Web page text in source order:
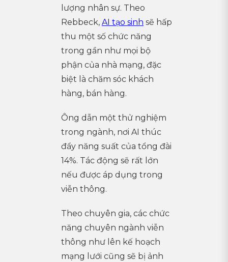
lượng nhân sự. Theo
Rebbeck, AI tạo sinh sẽ hấp
thu một số chức năng
trong gần như mọi bộ
phận của nhà mạng, đặc
biệt là chăm sóc khách
hàng, bán hàng.
Ông dẫn một thử nghiệm
trong ngành, nơi AI thúc
đẩy năng suất của tổng đài
14%. Tác động sẽ rất lớn
nếu được áp dụng trong
viễn thông.
Theo chuyên gia, các chức
năng chuyên ngành viễn
thông như lên kế hoạch
mạng lưới cũng sẽ bị ảnh